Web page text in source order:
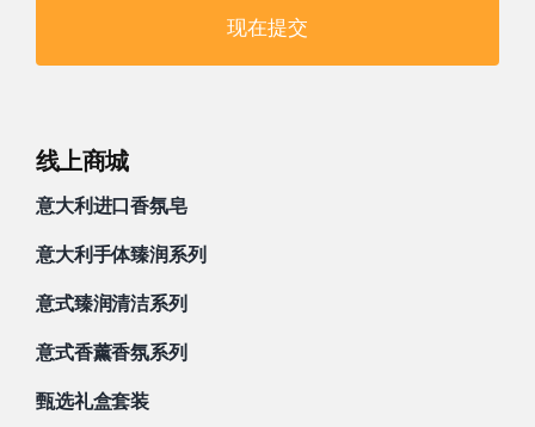
现在提交
线上商城
意大利进口香氛皂
意大利手体臻润系列
意式臻润清洁系列
意式香薰香氛系列
甄选礼盒套装